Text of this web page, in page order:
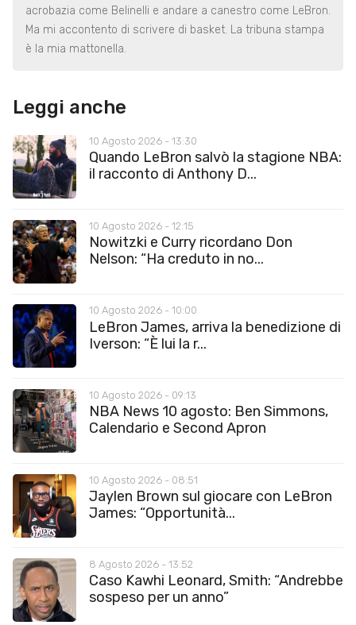
acrobazia come Belinelli e andare a canestro come LeBron.
Ma mi accontento di scrivere di basket. La tribuna stampa
è la mia mattonella.
Leggi anche
10 Agosto 2026 - 13:30
Quando LeBron salvò la stagione NBA:
il racconto di Anthony D...
10 Agosto 2026 - 12:15
Nowitzki e Curry ricordano Don
Nelson: “Ha creduto in no...
10 Agosto 2026 - 10:00
LeBron James, arriva la benedizione di
Iverson: “È lui la r...
10 Agosto 2026 - 09:13
NBA News 10 agosto: Ben Simmons,
Calendario e Second Apron
10 Agosto 2026 - 08:51
Jaylen Brown sul giocare con LeBron
James: “Opportunità...
8 Agosto 2026 - 13:52
Caso Kawhi Leonard, Smith: “Andrebbe
sospeso per un anno”